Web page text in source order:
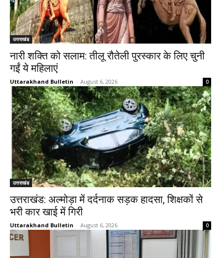
उत्तराखंड
नारी शक्ति को सलाम: तीलू रौतेली पुरस्कार के लिए चुनी
गईं ये महिलाएं
Uttarakhand Bulletin - August 6, 2026 0
उत्तराखंड
उत्तराखंड: अल्मोड़ा में दर्दनाक सड़क हादसा, शिक्षकों से
भरी कार खाई में गिरी
Uttarakhand Bulletin - August 6, 2026 0